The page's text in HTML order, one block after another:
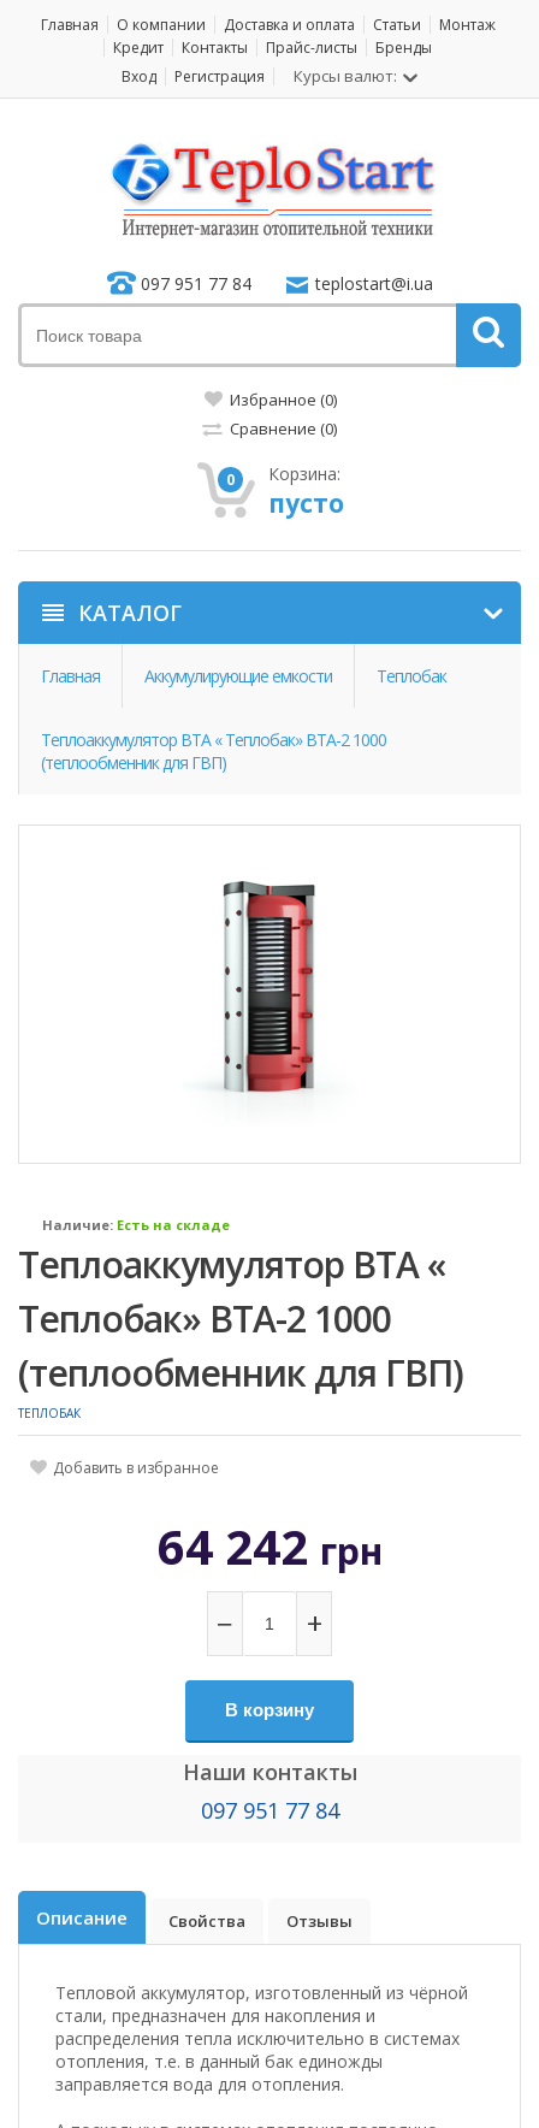
Главная О компании Доставка и оплата Статьи
Монтаж
Кредит
Контакты Прайс-листы
Бренды
Вход
Регистрация Курсы валют:
097 951 77 84 teplostart@i.ua
Избранное (0)
Сравнение (0)
0 Корзина:
пусто
КАТАЛОГ
Главная Аккумулирующие емкости Теплобак
Теплоаккумулятор ВТА « Теплобак» ВТА-2 1000
(теплообменник для ГВП)
Наличие: Есть на складе
Теплоаккумулятор ВТА «
Теплобак» ВТА-2 1000
(теплообменник для ГВП)
ТЕПЛОБАК
Добавить в избранное
64 242 грн
− +
В корзину
Наши контакты
097 951 77 84
Описание Свойства Отзывы
Тепловой аккумулятор, изготовленный из чёрной
стали, предназначен для накопления и
распределения тепла исключительно в системах
отопления, т.е. в данный бак единожды
заправляется вода для отопления.